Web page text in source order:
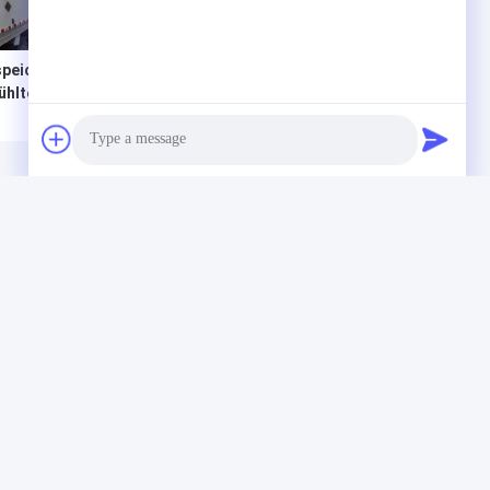
Behälter